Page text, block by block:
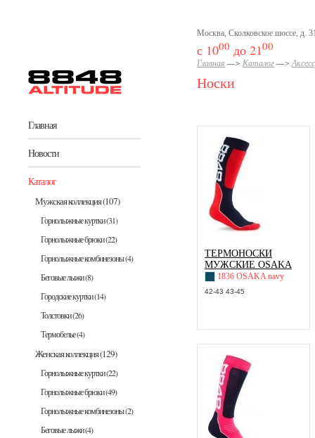
Главная
Новости
Каталог
Мужская коллекция(107)
Горнолыжные куртки(31)
Горнолыжные брюки(22)
Горнолыжные комбинезоны(4)
Беговые лыжи(8)
Городские куртки(14)
Толстовки(26)
Термобелье(4)
Женская коллекция(129)
Горнолыжные куртки(22)
Горнолыжные брюки(49)
Горнолыжные комбинезоны(2)
Беговые лыжи(4)
Москва, Сколковское шоссе, д.
с 1000 до 2100
Главная —> Каталог —>
Носки
ТЕРМОНОСКИ
МУЖСКИЕ OSAKA
1836 OSAKA navy
42-43 43-45